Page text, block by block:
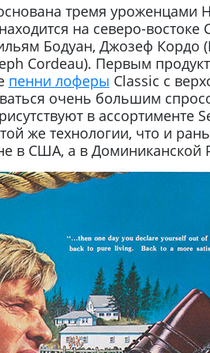
тремя уроженцами
на северо-
Бодуан, Джозеф Кордо
Cordeau). Первым
пенни лоферы Classic с
очень большим
в ассортименте
же технологии, что и
в США, а в Доминиканской